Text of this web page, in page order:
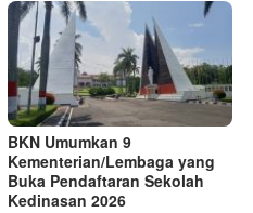
BKN Umumkan 9
Kementerian/Lembaga yang
Buka Pendaftaran Sekolah
Kedinasan 2026